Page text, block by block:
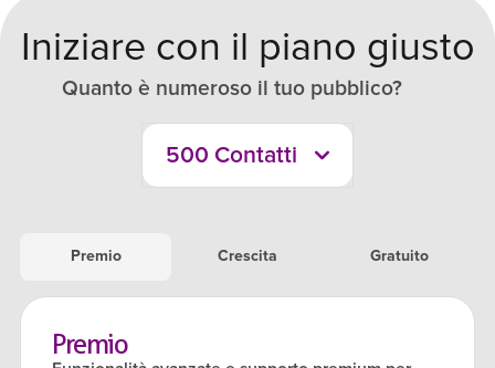
Iniziare con il piano giusto